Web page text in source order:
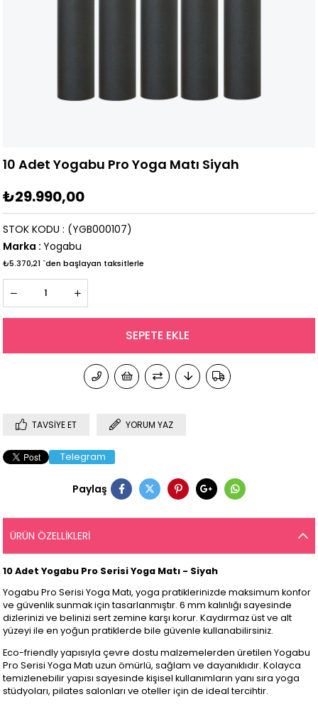
10 Adet Yogabu Pro Yoga Matı Siyah
₺29.990,00
(YGB000107)
STOK KODU
Marka : Yogabu
₺5.370,21 `den başlayan taksitlerle
TAVSIYE ET YORUM YAZ
Telegram
Paylaş
ÜRÜN ÖZELLIKLERI
10 Adet Yogabu Pro Serisi Yoga Matı - Siyah
Yogabu Pro Serisi Yoga Matı, yoga pratiklerinizde maksimum konfor
ve güvenlik sunmak için tasarlanmıştır. 6 mm kalınlığı sayesinde
dizlerinizi ve belinizi sert zemine karşı korur. Kaydırmaz üst ve alt
yüzeyi ile en yoğun pratiklerde bile güvenle kullanabilirsiniz.
Eco-friendly yapısıyla çevre dostu malzemelerden üretilen Yogabu
Pro Serisi Yoga Matı uzun ömürlü, sağlam ve dayanıklıdır. Kolayca
temizlenebilir yapısı sayesinde kişisel kullanımların yanı sıra yoga
stüdyoları, pilates salonları ve oteller için de ideal tercihtir.